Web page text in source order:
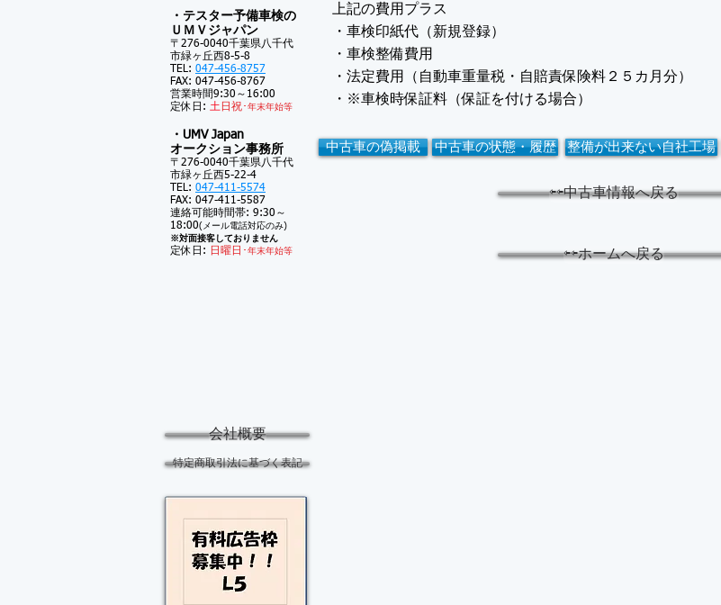
上記の費用プラス
・車検印紙代（新規登録）
・車検整備費用
・法定費用（自動車重量税・自賠責保険料２５カ月分）
・※車検時保証料（保証を付ける場合）
中古車の偽掲載 中古車の状態・履歴 整備が出来ない自社工場
⇦⇦中古車情報へ戻る
⇦⇦ホームへ戻る
会社概要
・テスター予備車検の
ＵＭＶジャパン
〒276-0040千葉県八千代
市緑ヶ丘西8-5-8
TEL: 047-456-8757
FAX: 047-456-8767
営業時間9:30～16:00
定休日: 土日祝･ 年末年始等
・UMV Japan
オークション事務所
〒276-0040千葉県八千代
市緑ヶ丘西5-22-4
TEL: 047-411-5574
FAX: 047-411-5587
連絡可能時間帯: 9:30～
18:00(メール電話対応のみ)
※対面接客しておりません
定休日: 日曜日･ 年末年始等
特定商取引法に基づく表記